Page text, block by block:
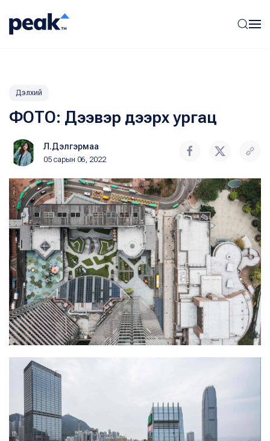
Дэлхий
ФОТО: Дээвэр дээрх ургац
Л.Дэлгэрмаа
05 сарын 06, 2022